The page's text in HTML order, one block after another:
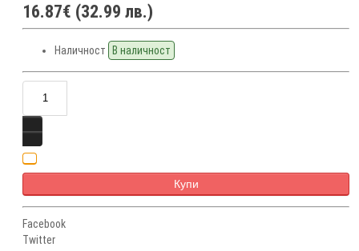
16.87€ (32.99 лв.)
Наличност В наличност
Купи
Facebook
Twitter